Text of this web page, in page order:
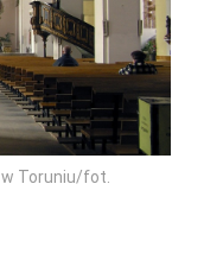
w Toruniu/fot.